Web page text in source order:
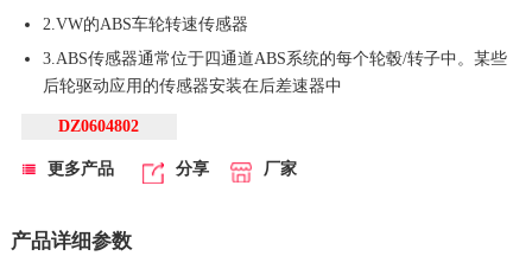
2.VW的ABS车轮转速传感器
3.ABS传感器通常位于四通道ABS系统的每个轮毂/转子中。某些
后轮驱动应用的传感器安装在后差速器中
DZ0604802
更多产品 分享 厂家
产品详细参数